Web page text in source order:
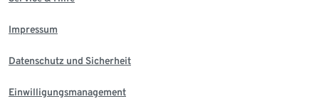
Impressum
Datenschutz und Sicherheit
Einwilligungsmanagement